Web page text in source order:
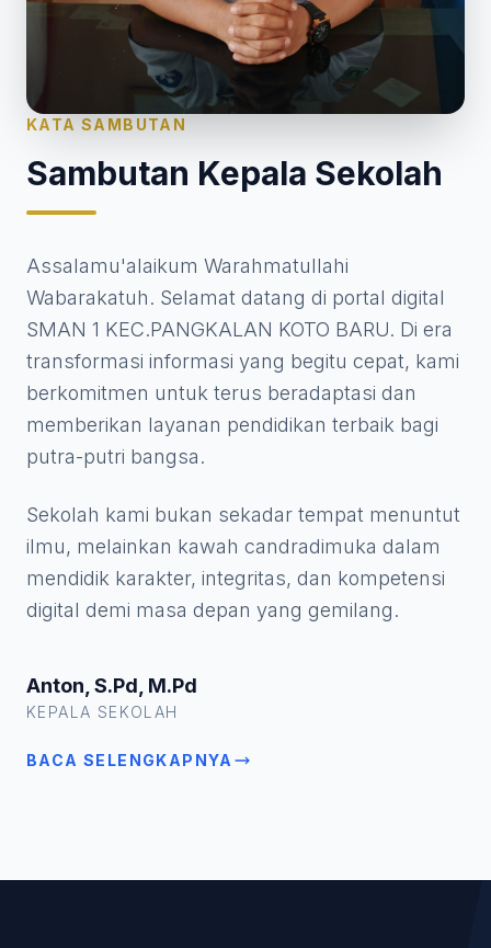
KATA SAMBUTAN
Sambutan Kepala Sekolah
Assalamu'alaikum Warahmatullahi
Wabarakatuh. Selamat datang di portal digital
SMAN 1 KEC.PANGKALAN KOTO BARU. Di era
transformasi informasi yang begitu cepat, kami
berkomitmen untuk terus beradaptasi dan
memberikan layanan pendidikan terbaik bagi
putra-putri bangsa.
Sekolah kami bukan sekadar tempat menuntut
ilmu, melainkan kawah candradimuka dalam
mendidik karakter, integritas, dan kompetensi
digital demi masa depan yang gemilang.
Anton, S.Pd, M.Pd
KEPALA SEKOLAH
BACA SELENGKAPNYA